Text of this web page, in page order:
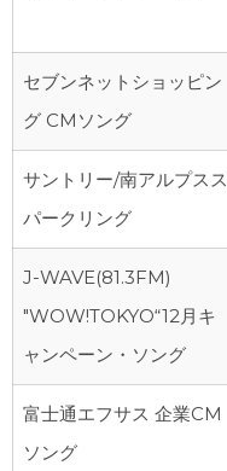
セブンネットショッピン
グ CMソング
サントリー/南アルプスス
パークリング
J-WAVE(81.3FM)
"WOW!TOKYO“12月キ
ャンペーン・ソング
富士通エフサス 企業CM
ソング